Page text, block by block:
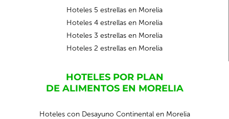
Hoteles 5 estrellas en Morelia
Hoteles 4 estrellas en Morelia
Hoteles 3 estrellas en Morelia
Hoteles 2 estrellas en Morelia
HOTELES POR PLAN
DE ALIMENTOS EN MORELIA
Hoteles con Desayuno Continental en Morelia